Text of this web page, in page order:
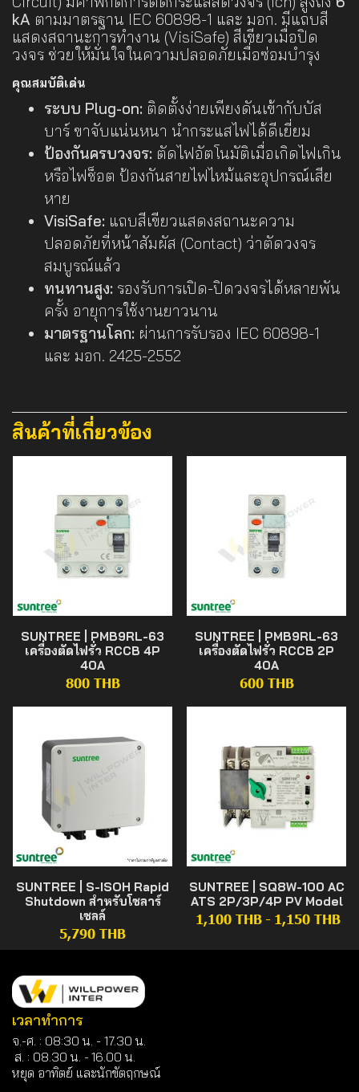
kA ตามมาตรฐาน IEC 60898-1 และ มอก. มีแถบสี
แสดงสถานะการทำงาน (VisiSafe) สีเขียวเมื่อปิด
วงจร ช่วยให้มั่นใจในความปลอดภัยเมื่อซ่อมบำรุง
คุณสมบัติเด่น
ระบบ Plug-on: ติดตั้งง่ายเพียงดันเข้ากับบัส
บาร์ ขาจับแน่นหนา นำกระแสไฟได้ดีเยี่ยม
ป้องกันครบวงจร: ตัดไฟอัตโนมัติเมื่อเกิดไฟเกิน
หรือไฟช็อต ป้องกันสายไฟไหม้และอุปกรณ์เสีย
หาย
VisiSafe: แถบสีเขียวแสดงสถานะความ
ปลอดภัยที่หน้าสัมผัส (Contact) ว่าตัดวงจร
สมบูรณ์แล้ว
ทนทานสูง: รองรับการเปิด-ปิดวงจรได้หลายพัน
ครั้ง อายุการใช้งานยาวนาน
มาตรฐานโลก: ผ่านการรับรอง IEC 60898-1
และ มอก. 2425-2552
สินค้าที่เกี่ยวข้อง
SUNTREE | PMB9RL-63
เครื่องตัดไฟรั่ว RCCB 4P
40A
800 THB
SUNTREE | PMB9RL-63
เครื่องตัดไฟรั่ว RCCB 2P
40A
600 THB
SUNTREE | S-ISOH Rapid
Shutdown สำหรับโซลาร์
เซลล์
5,790 THB
SUNTREE | SQ8W-100 AC
ATS 2P/3P/4P PV Model
1,100 THB - 1,150 THB
เวลาทำการ
จ.-ศ. : 08:30 น. - 17.30 น.
ส. : 08.30 น. -16.00 น.
หยุด อาทิตย์ และนักขัตฤกษณ์